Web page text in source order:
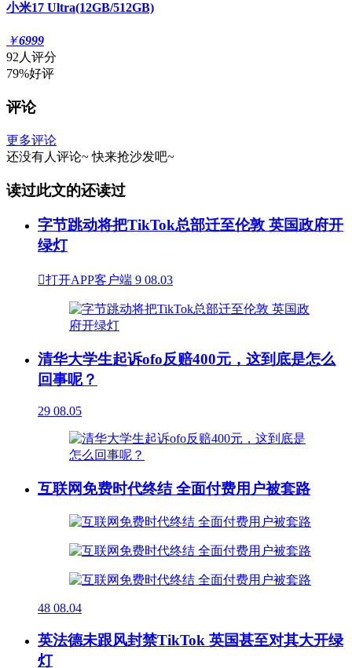
小米17 Ultra(12GB/512GB)
￥6999
92人评分
79%好评
评论
更多评论
还没有人评论~ 快来抢沙发吧~
读过此文的还读过
字节跳动将把TikTok总部迁至伦敦 英国政府开
绿灯
打开APP客户端 9 08.03
清华大学生起诉ofo反赔400元，这到底是怎么
回事呢？
29 08.05
互联网免费时代终结 全面付费用户被套路
48 08.04
英法德未跟风封禁TikTok 英国甚至对其大开绿
灯